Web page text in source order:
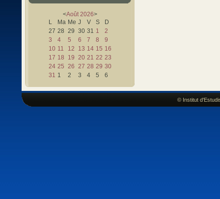
<Août 2026>
L
Ma Me J V S
D
27 28 29 30 31 1
2
3
4 5 6 7 8
9
10 11 12 13 14 15 16
17 18 19 20 21 22 23
24 25 26 27 28 29 30
31 1 2 3 4 5 6
© Institut